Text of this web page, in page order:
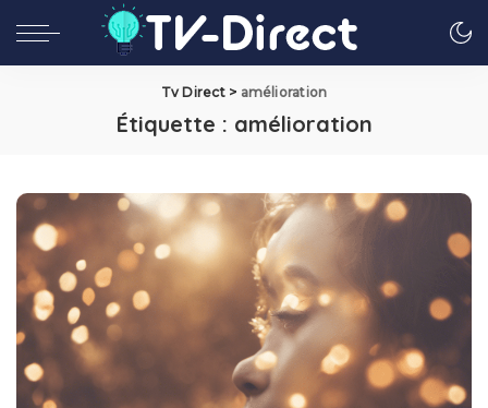
Tv Direct> amélioration
Étiquette : amélioration